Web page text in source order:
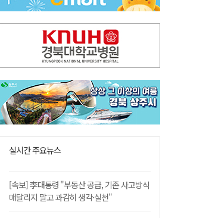
정청래, 靑 겨냥... "신천지·레버리지·호남 반도체 겁박 사과하라"
실시간 주요뉴스
[속보] 李대통령 "부동산 공급, 기존 사고방식
매달리지 말고 과감히 생각·실천"